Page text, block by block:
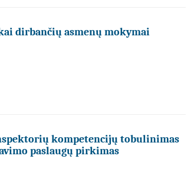
dirbančių asmenų mokymai
inspektorių kompetencijų tobulinimas
paslaugų pirkimas